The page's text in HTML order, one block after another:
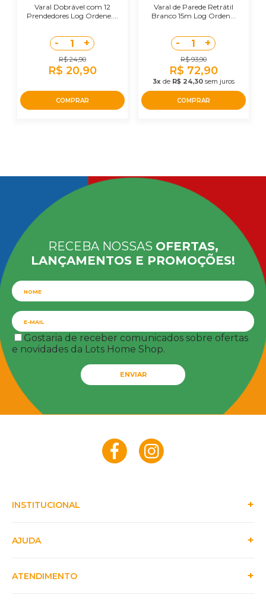
Varal Dobrável com 12
Prendedores Log Ordene....
- 1 +
R$ 24,90
R$ 20,90
COMPRAR
Varal de Parede Retrátil
Branco 15m Log Orden...
- 1 +
R$ 93,90
R$ 72,90
3xde R$ 24,30sem juros
COMPRAR
RECEBA NOSSAS OFERTAS,
LANÇAMENTOS E PROMOÇÕES!
Gostaria de receber comunicados sobre ofertas
e novidades da Lots Home Shop.
ENVIAR
INSTITUCIONAL
AJUDA
ATENDIMENTO